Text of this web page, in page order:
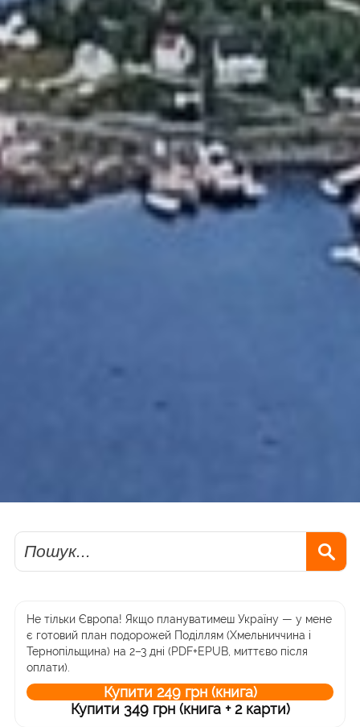
Пошук
Не тільки Європа! Якщо плануватимеш Україну — у мене
є готовий план подорожей Поділлям (Хмельниччина і
Тернопільщина) на 2–3 дні (PDF+EPUB, миттєво після
оплати).
Купити 249 грн (книга)
Купити 349 грн (книга + 2 карти)